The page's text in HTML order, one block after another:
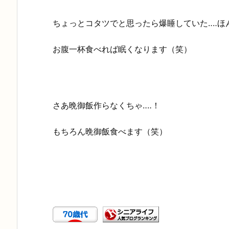
ちょっとコタツでと思ったら爆睡していた‥‥
お腹一杯食べれば眠くなります（笑）
さあ晩御飯作らなくちゃ‥‥！
もちろん晩御飯食べます（笑）